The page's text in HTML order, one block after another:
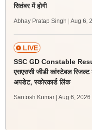
सितंबर में होगी
Abhay Pratap Singh | Aug 6,
LIVE
SSC GD Constable
एसएससी जीडी कांस्टेबल
अपडेट, स्कोरकार्ड लिंक
Santosh Kumar | Aug 6, 2026